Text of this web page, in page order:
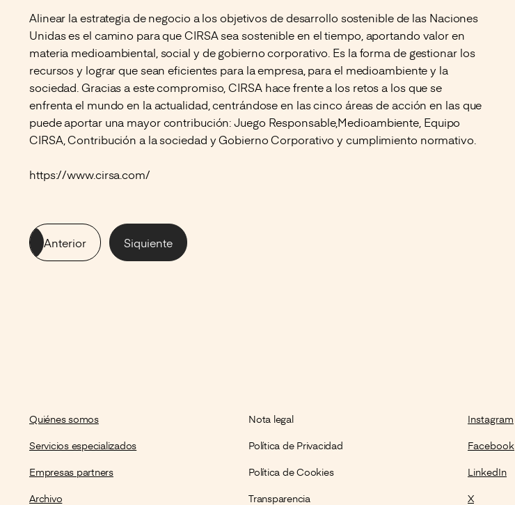
Alinear la estrategia de negocio a los objetivos de desarrollo sostenible de las Naciones
Unidas es el camino para que CIRSA sea sostenible en el tiempo, aportando valor en
materia medioambiental, social y de gobierno corporativo. Es la forma de gestionar los
recursos y lograr que sean eficientes para la empresa, para el medioambiente y la
sociedad. Gracias a este compromiso, CIRSA hace frente a los retos a los que se
enfrenta el mundo en la actualidad, centrándose en las cinco áreas de acción en las que
puede aportar una mayor contribución: Juego Responsable,Medioambiente, Equipo
CIRSA, Contribución a la sociedad y Gobierno Corporativo y cumplimiento normativo.
https://www.cirsa.com/
Anterior Siquiente
Quiénes somos
Servicios especializados
Empresas partners
Archivo
Nota legal
Política de Privacidad
Política de Cookies
Transparencia
Instagram
Facebook
LinkedIn
X